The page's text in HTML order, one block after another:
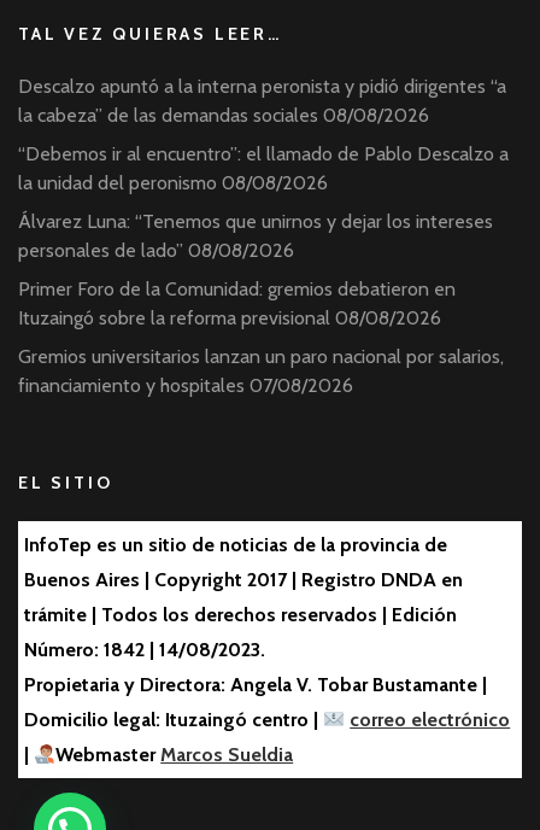
TAL VEZ QUIERAS LEER…
Descalzo apuntó a la interna peronista y pidió dirigentes “a
la cabeza” de las demandas sociales 08/08/2026
“Debemos ir al encuentro”: el llamado de Pablo Descalzo a
la unidad del peronismo 08/08/2026
Álvarez Luna: “Tenemos que unirnos y dejar los intereses
personales de lado” 08/08/2026
Primer Foro de la Comunidad: gremios debatieron en
Ituzaingó sobre la reforma previsional 08/08/2026
Gremios universitarios lanzan un paro nacional por salarios,
financiamiento y hospitales 07/08/2026
EL SITIO
InfoTep es un sitio de noticias de la provincia de
Buenos Aires | Copyright 2017 | Registro DNDA en
trámite | Todos los derechos reservados | Edición
Número: 1842 | 14/08/2023.
Propietaria y Directora: Angela V. Tobar Bustamante |
Domicilio legal: Ituzaingó centro |
correo electrónico
|
WebmasterMarcos Sueldia